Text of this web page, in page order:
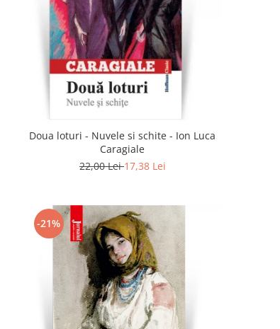
Doua loturi - Nuvele si schite - Ion Luca
Caragiale
22,00 Lei17,38 Lei
-21%